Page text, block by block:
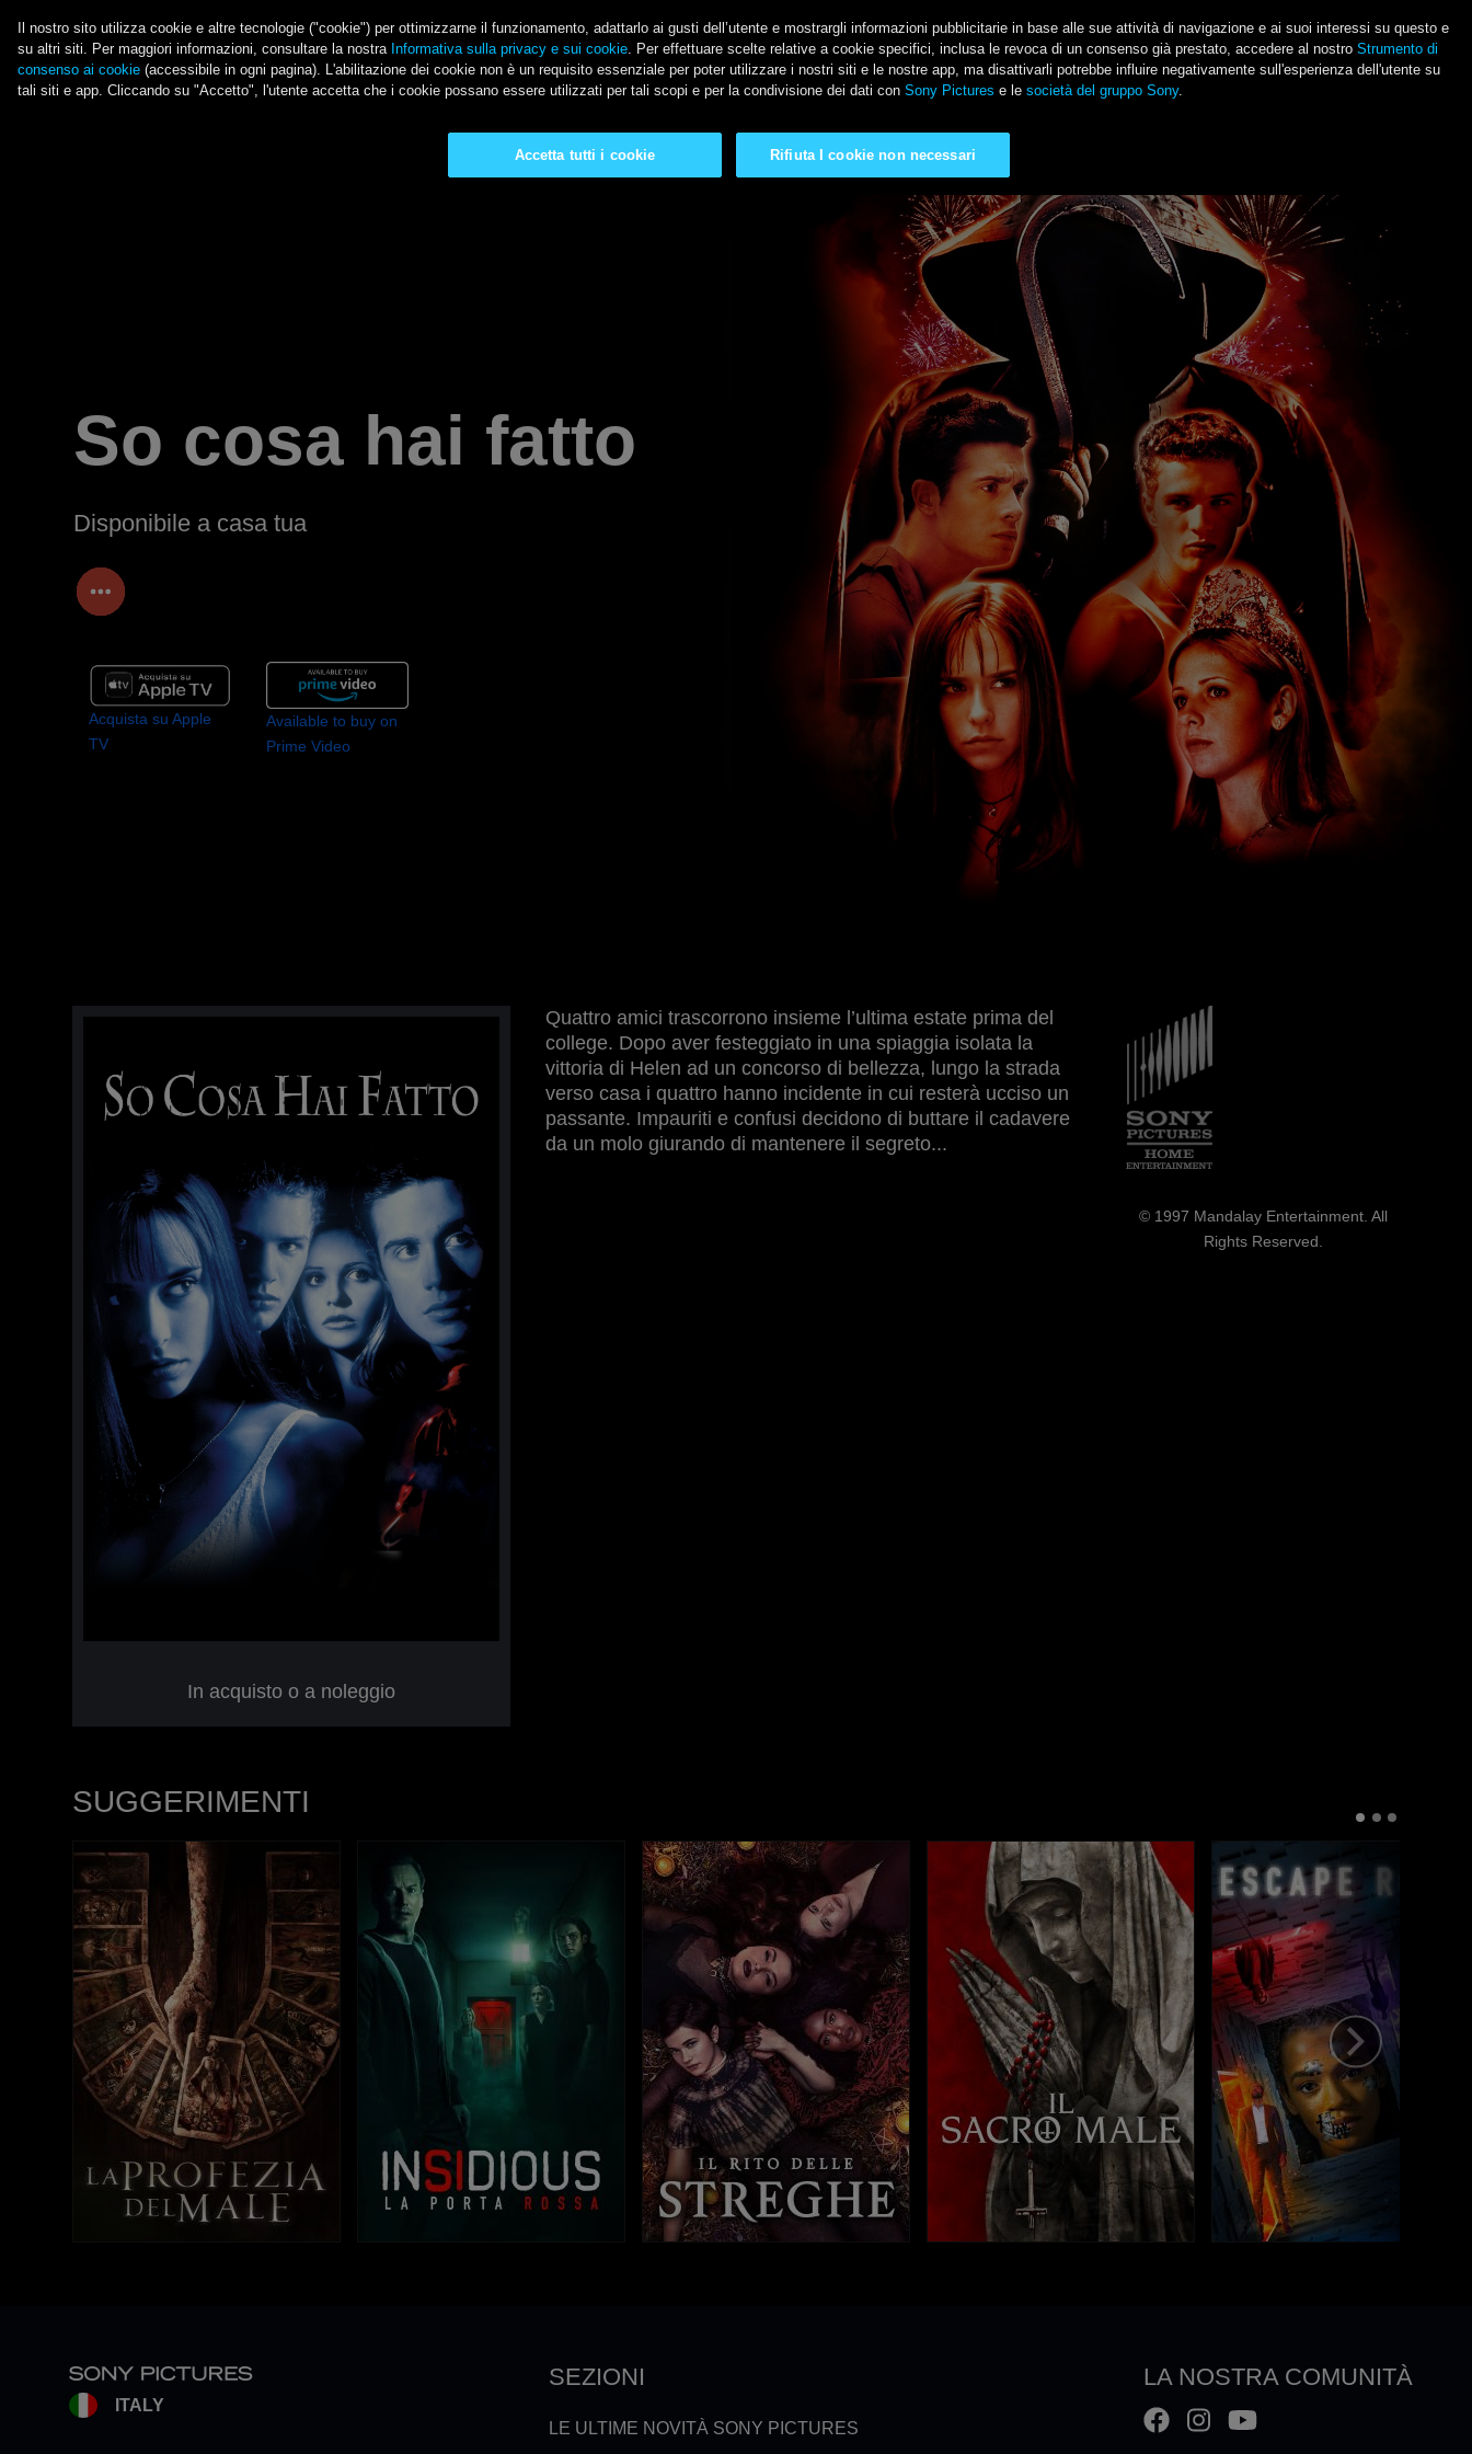
Il nostro sito utilizza cookie e altre tecnologie ("cookie") per ottimizzarne il funzionamento, adattarlo ai gusti dell’utente e mostrargli informazioni pubblicitarie in base alle sue attività di navigazione e ai suoi interessi su questo e
su altri siti. Per maggiori informazioni, consultare la nostra Informativa sulla privacy e sui cookie. Per effettuare scelte relative a cookie specifici, inclusa le revoca di un consenso già prestato, accedere al nostro Strumento di
consenso ai cookie (accessibile in ogni pagina). L'abilitazione dei cookie non è un requisito essenziale per poter utilizzare i nostri siti e le nostre app, ma disattivarli potrebbe influire negativamente sull'esperienza dell'utente su
tali siti e app. Cliccando su "Accetto", l'utente accetta che i cookie possano essere utilizzati per tali scopi e per la condivisione dei dati con Sony Pictures e le società del gruppo Sony.
Rifiuta I cookie non necessari
Accetta tutti i cookie
Main Menu
LE ULTIME NOVITÀ SONY PICTURES Social
So cosa hai fatto
Disponibile a casa tua
Acquista su Apple
TV
Available to buy on
Prime Video
In acquisto o a noleggio
Quattro amici trascorrono insieme l’ultima estate prima del
college. Dopo aver festeggiato in una spiaggia isolata la
vittoria di Helen ad un concorso di bellezza, lungo la strada
verso casa i quattro hanno incidente in cui resterà ucciso un
passante. Impauriti e confusi decidono di buttare il cadavere
da un molo giurando di mantenere il segreto...
Immagine
© 1997 Mandalay Entertainment. All
Rights Reserved.
SUGGERIMENTI
ITALY
SEZIONI
LE ULTIME NOVITÀ SONY PICTURES
LA NOSTRA COMUNITÀ